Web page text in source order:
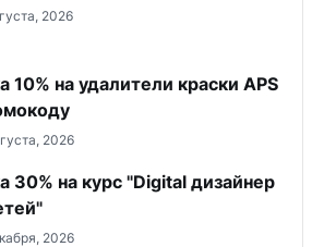
2026
10% на удалители краски APS
2026
30% на курс "Digital дизайнер
2026